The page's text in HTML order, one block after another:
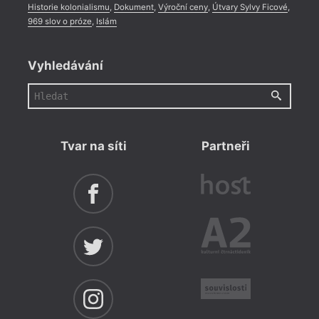
Historie kolonialismu, Dokument, Výroční ceny, Útvary Sylvy Ficové,
969 slov o próze, Islám
Vyhledávání
Tvar na síti Partneři